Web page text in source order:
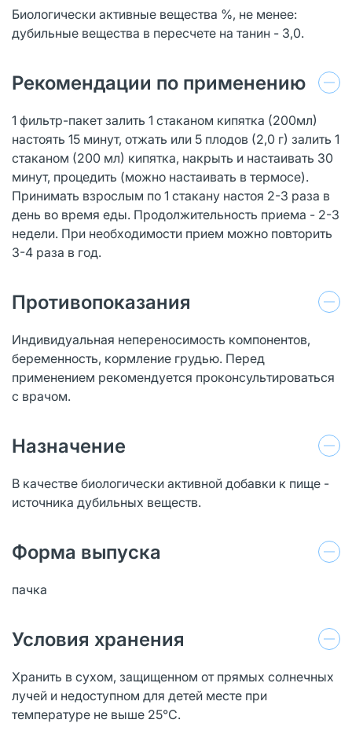
Биологически активные вещества %, не менее:
дубильные вещества в пересчете на танин - 3,0.
Рекомендации по применению
1 фильтр-пакет залить 1 стаканом кипятка (200мл)
настоять 15 минут, отжать или 5 плодов (2,0 г) залить 1
стаканом (200 мл) кипятка, накрыть и настаивать 30
минут, процедить (можно настаивать в термосе).
Принимать взрослым по 1 стакану настоя 2-3 раза в
день во время еды. Продолжительность приема - 2-3
недели. При необходимости прием можно повторить
3-4 раза в год.
Противопоказания
Индивидуальная непереносимость компонентов,
беременность, кормление грудью. Перед
применением рекомендуется проконсультироваться
с врачом.
Назначение
В качестве биологически активной добавки к пище -
источника дубильных веществ.
Форма выпуска
пачка
Условия хранения
Хранить в сухом, защищенном от прямых солнечных
лучей и недоступном для детей месте при
температуре не выше 25°С.